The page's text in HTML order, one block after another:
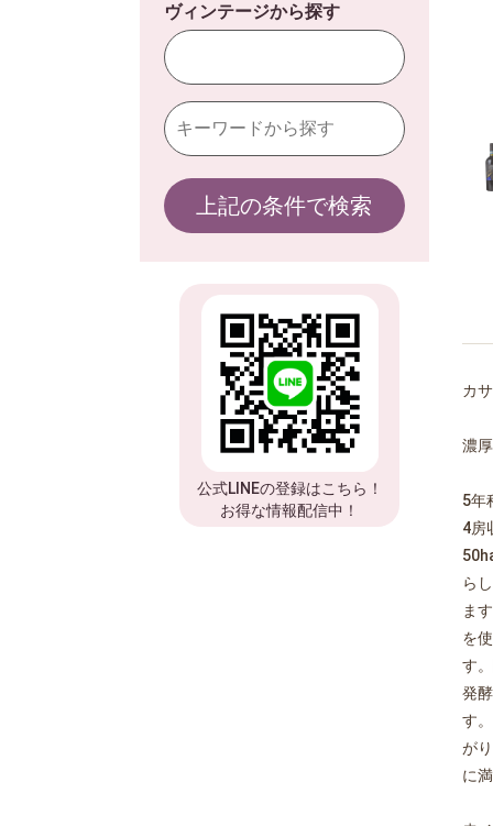
ヴィンテージから探す
上記の条件で検索
公式LINEの登録はこちら！
お得な情報配信中！
カ
濃
5年
4房
ら
ま
を
す
発
す
が
に